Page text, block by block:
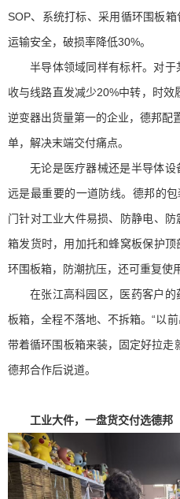
SOP、系统打标、采用循环围板
运输安全，破损率降低30%。
半导体领域同样有标杆。对
收与线路直发减少20%中转，时
逆变器出货量第一的企业，德邦配
单，解决末端交付痛点。
无论是医疗器械还是半导体
远是最重要的一道防线。德邦的
门针对工业大件易损、防静电、
箱发货时，用加托和蜂窝板保护
环围板箱，防潮抗压，还可重复使
在张江高科园区，医药客户
板箱，全程不落地、不拆箱。“以
带着循环围板箱来装，固定好拉走
德邦合作后说道。
工业大件，一盘货交付选德邦